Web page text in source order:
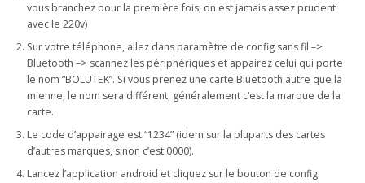
vous branchez pour la première fois, on est jamais assez prudent
avec le 220v)
Sur votre téléphone, allez dans paramètre de config sans fil –>
Bluetooth –> scannez les périphériques et appairez celui qui porte
le nom “BOLUTEK”. Si vous prenez une carte Bluetooth autre que la
mienne, le nom sera différent, généralement c’est la marque de la
carte.
Le code d’appairage est “1234” (idem sur la pluparts des cartes
d’autres marques, sinon c’est 0000).
Lancez l’application android et cliquez sur le bouton de config.